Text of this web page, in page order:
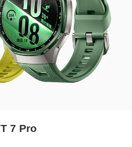
7 Pro